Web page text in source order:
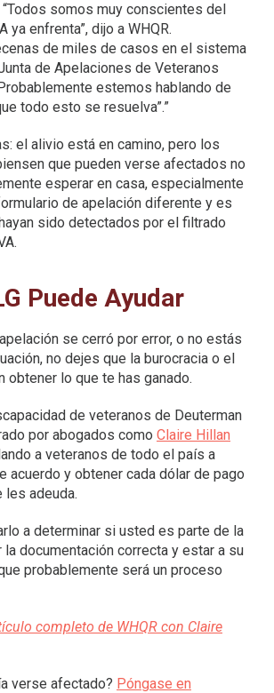
somos muy conscientes del
ya enfrenta”, dijo a WHQR.
de miles de casos en el sistema
de Apelaciones de Veteranos
estemos hablando de
todo esto se resuelva”.”
el alivio está en camino, pero los
que pueden verse afectados no
esperar en casa, especialmente
de apelación diferente y es
sido detectados por el filtrado
Puede Ayudar
se cerró por error, o no estás
no dejes que la burocracia o el
obtener lo que te has ganado.
de veteranos de Deuterman
por abogados como Claire Hillan
a veteranos de todo el país a
acuerdo y obtener cada dólar de pago
les adeuda.
a determinar si usted es parte de la
documentación correcta y estar a su
probablemente será un proceso
completo de WHQR con Claire
verse afectado? Póngase en